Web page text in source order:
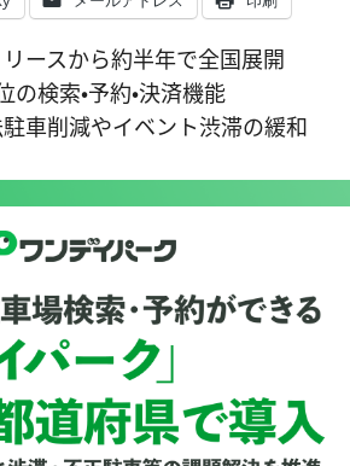
ースから約半年で全国展開
検索・予約・決済機能
車削減やイベント渋滞の緩和